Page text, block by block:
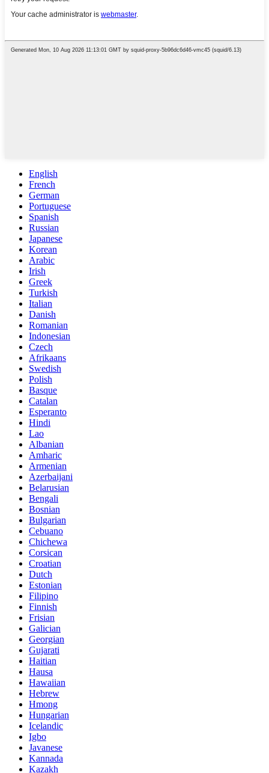
English
French
German
Portuguese
Spanish
Russian
Japanese
Korean
Arabic
Irish
Greek
Turkish
Italian
Danish
Romanian
Indonesian
Czech
Afrikaans
Swedish
Polish
Basque
Catalan
Esperanto
Hindi
Lao
Albanian
Amharic
Armenian
Azerbaijani
Belarusian
Bengali
Bosnian
Bulgarian
Cebuano
Chichewa
Corsican
Croatian
Dutch
Estonian
Filipino
Finnish
Frisian
Galician
Georgian
Gujarati
Haitian
Hausa
Hawaiian
Hebrew
Hmong
Hungarian
Icelandic
Igbo
Javanese
Kannada
Kazakh